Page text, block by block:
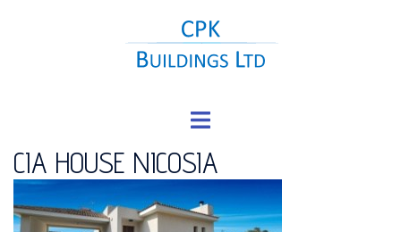
Toggle
CIA HOUSE NICOSIA